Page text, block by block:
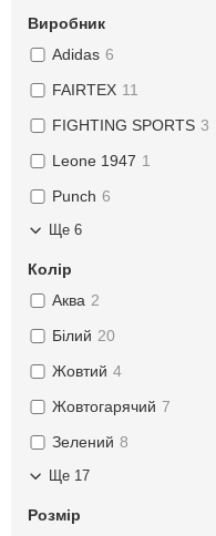
Виробник
Adidas 6
FAIRTEX 11
FIGHTING SPORTS 3
Leone 1947 1
Punch 6
Ще 6
Колір
Аква 2
Білий 20
Жовтий 4
Жовтогарячий 7
Зелений 8
Ще 17
Розмір